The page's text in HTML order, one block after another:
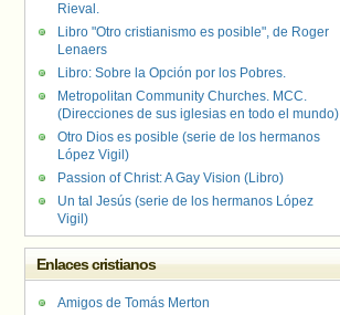
Rieval.
Libro "Otro cristianismo es posible", de Roger
Lenaers
Libro: Sobre la Opción por los Pobres.
Metropolitan Community Churches. MCC.
(Direcciones de sus iglesias en todo el mundo)
Otro Dios es posible (serie de los hermanos
López Vigil)
Passion of Christ: A Gay Vision (Libro)
Un tal Jesús (serie de los hermanos López
Vigil)
Enlaces cristianos
Amigos de Tomás Merton